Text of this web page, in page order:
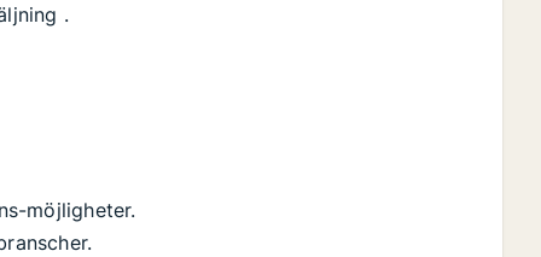
.
möjligheter.